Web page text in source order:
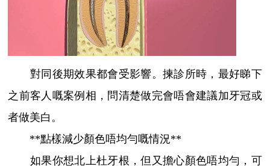
對同後期效果都會受影響。揀診所時，最好睇下
之前客人嘅案例相，問清楚做完會唔會建議加牙冠或
者做美白。
**點樣減少顏色唔均勻嘅情況**
如果你想北上杜牙根，但又擔心顏色唔均勻，可